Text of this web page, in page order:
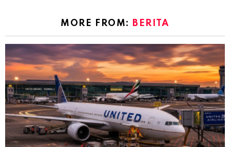
MORE FROM: BERITA